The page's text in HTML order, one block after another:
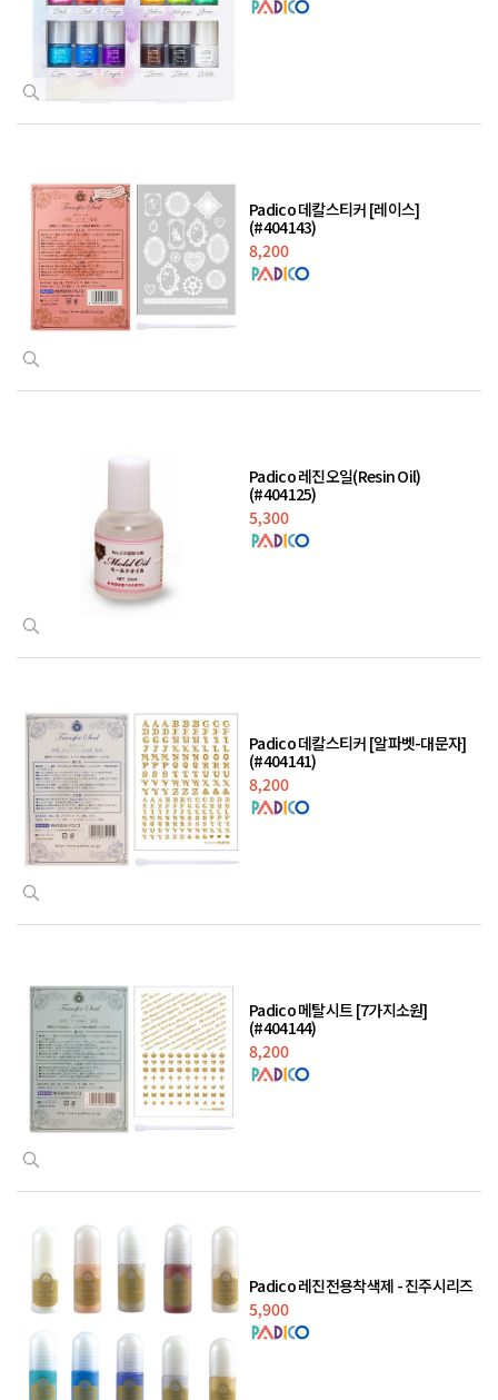
Padico 데칼스티커 [레이스]
(#404143)
8,200
Padico 레진오일(Resin Oil)
(#404125)
5,300
Padico 데칼스티커 [알파벳-대문자]
(#404141)
8,200
Padico 메탈시트 [7가지소원]
(#404144)
8,200
Padico 레진전용착색제 - 진주시리즈
5,900